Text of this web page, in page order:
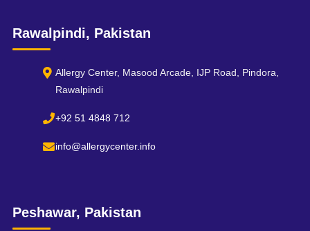
Rawalpindi, Pakistan
Allergy Center, Masood Arcade, IJP Road, Pindora,
Rawalpindi
+92 51 4848 712
info@allergycenter.info
Peshawar, Pakistan